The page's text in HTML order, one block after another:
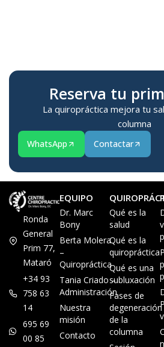
Reserva tu
La quiropráctica mejora tu
columna
WhatsApp Contactar
Ronda
General
Prim 77,
Mataró
+34 93
758 63
14
695 69
00 85
EQUIPO
Dr. Marc
Bony
Berta Molera
–
Quiropráctica
Tania Criado –
Administración
Nuestra
misión
Contacto
Qué es la
salud
Qué es la
quiropráctica
Qué es una
subluxación
Fases de
degeneración
de la
columna